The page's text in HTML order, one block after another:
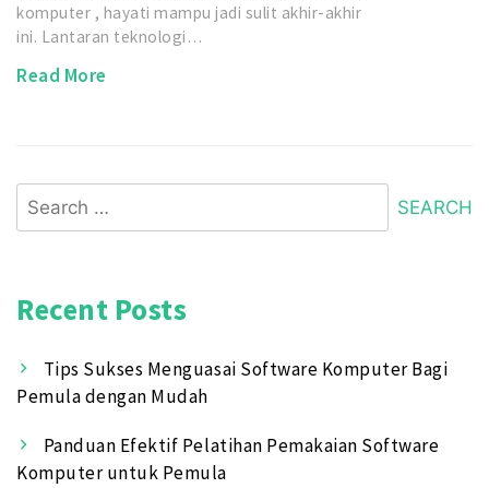
komputer , hayati mampu jadi sulit akhir-akhir
ini. Lantaran teknologi…
Read More
Search
for:
Recent Posts
Tips Sukses Menguasai Software Komputer Bagi
Pemula dengan Mudah
Panduan Efektif Pelatihan Pemakaian Software
Komputer untuk Pemula